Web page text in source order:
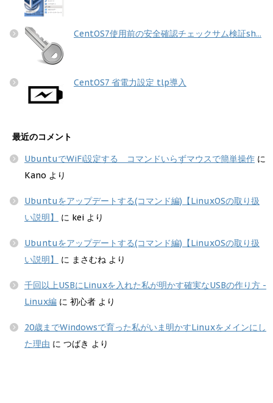
CentOS7使用前の安全確認チェックサム検証sh...
CentOS7 省電力設定 tlp導入
最近のコメント
UbuntuでWiFi設定する コマンドいらずマウスで簡単操作 に
Kano より
Ubuntuをアップデートする(コマンド編)【LinuxOSの取り扱
い説明】
に kei より
Ubuntuをアップデートする(コマンド編)【LinuxOSの取り扱
い説明】
に まさむね より
千回以上USBにLinuxを入れた私が明かす確実なUSBの作り方 -
Linux編 に 初心者 より
20歳までWindowsで育った私がいま明かすLinuxをメインにし
た理由 に つばき より